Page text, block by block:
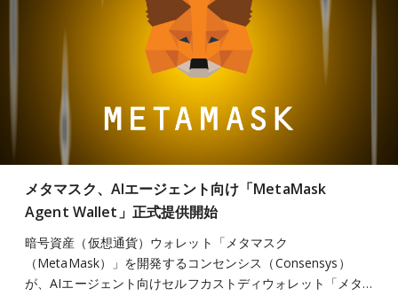
メタマスク、AIエージェント向け「MetaMask
Agent Wallet」正式提供開始
暗号資産（仮想通貨）ウォレット「メタマスク
（MetaMask）」を開発するコンセンシス（Consensys）
が、AIエージェント向けセルフカストディウォレット「メタ…